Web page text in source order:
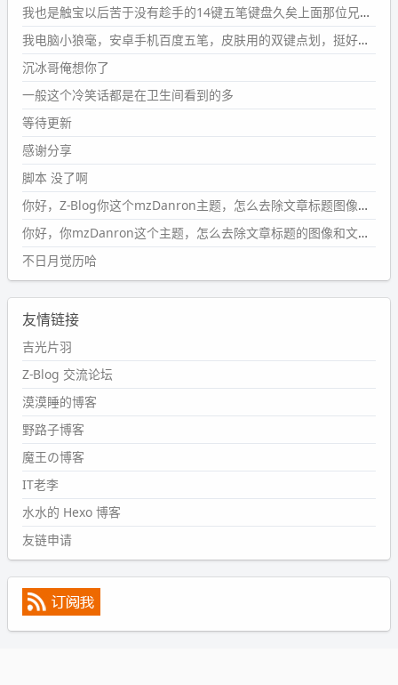
#PubWord要不我每年汇总整理一次？？碎雨集_沉冰浮水_
第1页https://www.wdssmq.com/tag/%E7%A2%8E%E9%9
B%A8%E9%9B%86/
wdssmq
2024-09-23 20:58:40
#PubWord
条嘟？？？？
wdssmq
2024-09-15 10:32:07
#PubWordVSCode 内 git 操作卡住的时候没办法主动取消
一直是个痛点，一般都是推送或拉取，今天连提交都卡
了。。
wdssmq
2024-09-11 08:45:43
#PubWord
然后天凉了，为了应对踢被子买了睡袋，不知道 1.2 米会不
会略窄。。
wdssmq
2024-09-09 19:43:00
#PubWord
表，21 年 11 月底发现 B 站上线了这部，直到前几天才看
完，还是分两次看的。。接下来有五项是 2019 年的，都是
电影 —— 略长的待办列表。。
我也是触宝以后苦于没有趁手的14键五笔键盘久矣上面那位兄台用的百度双键点划布局我也用过很久，那个皮肤做得很粗糙，个别键位的触发区域是错位的，快速打字时很容易出错，修改它的皮肤文件校正后勉强能用，但早年出的皮肤分辨率太低，实在谈不上美观。百度小米定制版的商店里有一个"小黑板"皮肤还不错(百度官方输入法商店里没有)，但那个风格我不喜欢这两天找到了一个叫"森林集"的公众号，开发了海量的皮肤，很多都有14键版本，付费但很便宜，几块钱，终于有自己满意的输入法了搜了一下，这个工作室还是百度的官方合作伙伴，不知道为什么14键作品都不在官方商店上架，难道是百度官方在刻意放弃14键？
我电脑小狼毫，安卓手机百度五笔，皮肤用的双键点划，挺好的。
沉冰哥俺想你了
一般这个冷笑话都是在卫生间看到的多
等待更新
感谢分享
脚本 没了啊
你好，Z-Blog你这个mzDanron主题，怎么去除文章标题图像和文章摘要，仅显示标题，感谢回复！
你好，你mzDanron这个主题，怎么去除文章标题的图像和文章摘要！仅显示标题，感谢回复解决！
不日月觉历哈
友情链接
吉光片羽
Z-Blog 交流论坛
漠漠睡的博客
野路子博客
魔王の博客
IT老李
水水的 Hexo 博客
友链申请